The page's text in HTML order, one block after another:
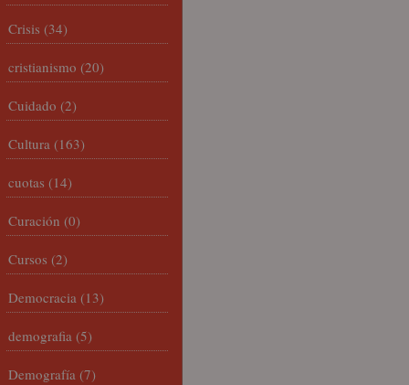
Crisis (34)
cristianismo (20)
Cuidado (2)
Cultura (163)
cuotas (14)
Curación (0)
Cursos (2)
Democracia (13)
demografia (5)
Demografía (7)